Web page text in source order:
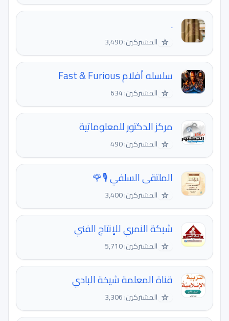
.
☆ المشتركين: 3,490
سلسله أفلام Fast & Furious
☆ المشتركين: 634
مركز الدكتور للمعلوماتية
☆ المشتركين: 490
الملتقى السلفي 🎙️🌹
☆ المشتركين: 3,400
شبكة النمري للإنتاج الفني
☆ المشتركين: 5,710
قناة المعلمة شيخة البادي
☆ المشتركين: 3,306